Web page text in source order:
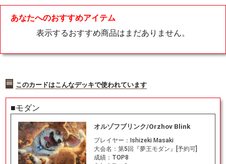
あなたへのおすすめアイテム
表示するおすすめ商品はまだありません。
このカードはこんなデッキで使われています
■モダン
オルゾフブリンク/Orzhov Blink
プレイヤー： Ishizeki Masaki
大会名： 第5回『夢王モダン』[予約可]
成績： TOP8